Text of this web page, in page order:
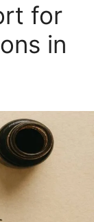
for
in